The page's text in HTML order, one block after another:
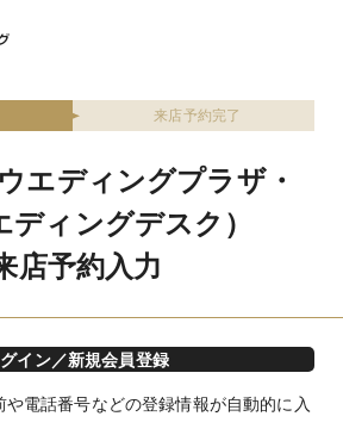
来店予約完了
エディングプラザ・
ィングデスク）
店予約入力
イン／新規会員登録
や電話番号などの登録情報が自動的に入